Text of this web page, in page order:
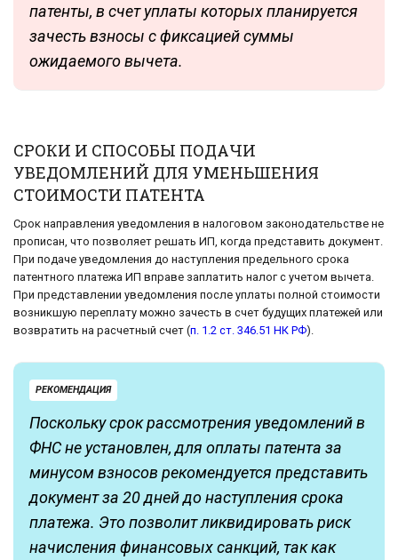
патенты, в счет уплаты которых планируется
зачесть взносы с фиксацией суммы
ожидаемого вычета.
СРОКИ И СПОСОБЫ ПОДАЧИ
УВЕДОМЛЕНИЙ ДЛЯ УМЕНЬШЕНИЯ
СТОИМОСТИ ПАТЕНТА
Срок направления уведомления в налоговом законодательстве не
прописан, что позволяет решать ИП, когда представить документ.
При подаче уведомления до наступления предельного срока
патентного платежа ИП вправе заплатить налог с учетом вычета.
При представлении уведомления после уплаты полной стоимости
возникшую переплату можно зачесть в счет будущих платежей или
возвратить на расчетный счет (п. 1.2 ст. 346.51 НК РФ).
РЕКОМЕНДАЦИЯ
Поскольку срок рассмотрения уведомлений в
ФНС не установлен, для оплаты патента за
минусом взносов рекомендуется представить
документ за 20 дней до наступления срока
платежа. Это позволит ликвидировать риск
начисления финансовых санкций, так как